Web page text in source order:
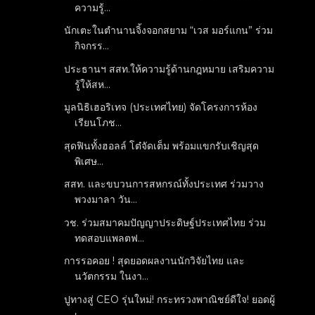
ความรู้...
นักเตะในตำนานจิ้งจอกสยาม “เวส มอร์แกน” ร่วม
กิจกรร...
ประธานฯ สสท.ให้ความรู้ด้านกฎหมาย เสริมความ
รู้ให้สห...
มูลนิธิเฮอริเทจ (ประเทศไทย) จัดโครงการห้อง
เรียนโภช...
สุดฟินทั้งฮอลล์ โต๋จัดเต็ม พร้อมแขกรับเชิญสุด
พิเศษ...
สสท. และขบวนการสหกรณ์ทั้งประเทศ ร่วมวาง
พวงมาลา วัน...
วช. ร่วมสมาคมปัญญาประดิษฐ์ประเทศไทย ร่วม
ทดสอบแพลตฟ...
การรอคอย ! สุดยอดผลงานนักวิจัยไทย และ
นวัตกรรม ในงา...
ปูทางสู่ CEO รุ่นใหม่! กระทรวงพาณิชย์ดีใจ! ยอดผู้